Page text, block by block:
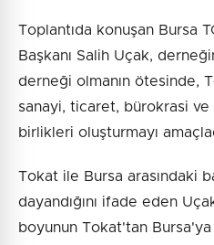
Toplantıda konuşan Bursa
Başkanı Salih Uçak,
derneği olmanın ötesinde,
sanayi, ticaret, bürokrasi ve
birlikleri oluşturmayı
Tokat ile Bursa arasındaki
dayandığını ifade eden
boyunun Tokat'tan